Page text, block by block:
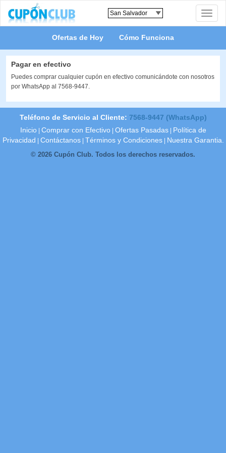
Toggle
Ofertas de Hoy Cómo Funciona
Pagar en efectivo
Puedes comprar cualquier cupón en efectivo comunicándote con nosotros
por WhatsApp al 7568-9447.
Teléfono de Servicio al Cliente: 7568-9447 (WhatsApp)
Inicio Comprar con Efectivo Ofertas Pasadas
Política de
Privacidad
Contáctanos Términos y Condiciones
Nuestra Garantia.
© 2026 Cupón Club. Todos los derechos reservados.